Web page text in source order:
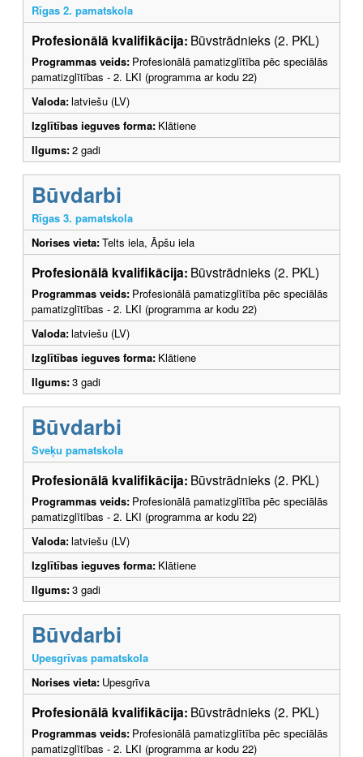
Rīgas 2. pamatskola
Profesionālā kvalifikācija: Būvstrādnieks (2. PKL)
Programmas veids: Profesionālā pamatizglītība pēc speciālās
pamatizglītības - 2. LKI (programma ar kodu 22)
Valoda:latviešu (LV)
Izglītības ieguves forma: Klātiene
Ilgums:2 gadi
Būvdarbi
Rīgas 3. pamatskola
Norises vieta:Telts iela, Āpšu iela
Profesionālā kvalifikācija: Būvstrādnieks (2. PKL)
Programmas veids: Profesionālā pamatizglītība pēc speciālās
pamatizglītības - 2. LKI (programma ar kodu 22)
Valoda:latviešu (LV)
Izglītības ieguves forma: Klātiene
Ilgums:3 gadi
Būvdarbi
Sveķu pamatskola
Profesionālā kvalifikācija: Būvstrādnieks (2. PKL)
Programmas veids: Profesionālā pamatizglītība pēc speciālās
pamatizglītības - 2. LKI (programma ar kodu 22)
Valoda:latviešu (LV)
Izglītības ieguves forma: Klātiene
Ilgums:3 gadi
Būvdarbi
Upesgrīvas pamatskola
Norises vieta: Upesgrīva
Profesionālā kvalifikācija: Būvstrādnieks (2. PKL)
Programmas veids: Profesionālā pamatizglītība pēc speciālās
pamatizglītības - 2. LKI (programma ar kodu 22)